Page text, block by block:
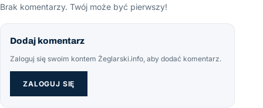
Brak komentarzy. Twój może być pierwszy!
Dodaj komentarz
Zaloguj się swoim kontem Żeglarski.info, aby dodać komentarz.
ZALOGUJ SIĘ